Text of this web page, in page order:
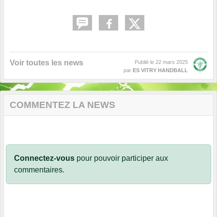
Voir toutes les news Publié le 22 mars 2025
par ES VITRY HANDBALL
COMMENTEZ LA NEWS
Connectez-vous pour pouvoir participer aux
commentaires.